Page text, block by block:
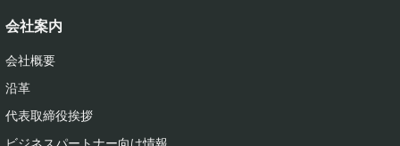
会社案内
会社概要
沿革
代表取締役挨拶